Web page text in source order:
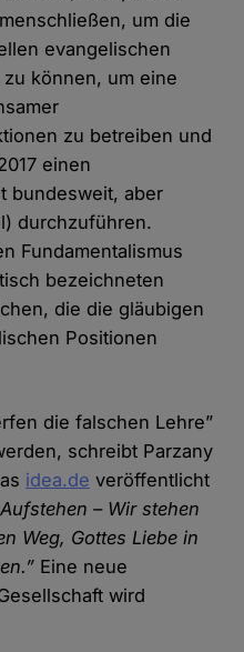
um die
evangelischen
können, um eine
zu betreiben und
einen
bundesweit, aber
durchzuführen.
Fundamentalismus
bezeichneten
die die gläubigen
Positionen
die falschen Lehre”
schreibt Parzany
idea.de veröffentlicht
– Wir stehen
Weg, Gottes Liebe in
Eine neue
wird